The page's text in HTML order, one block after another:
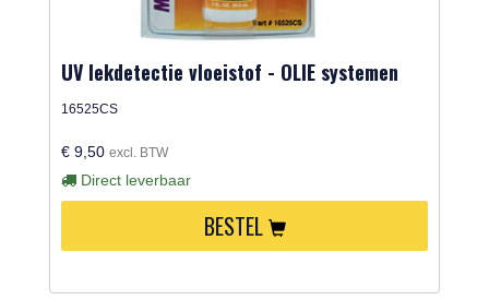
UV lekdetectie vloeistof - OLIE systemen
16525CS
€ 9,50 excl. BTW
Direct leverbaar
BESTEL